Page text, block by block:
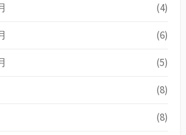
(4)
(6)
(5)
(8)
(8)